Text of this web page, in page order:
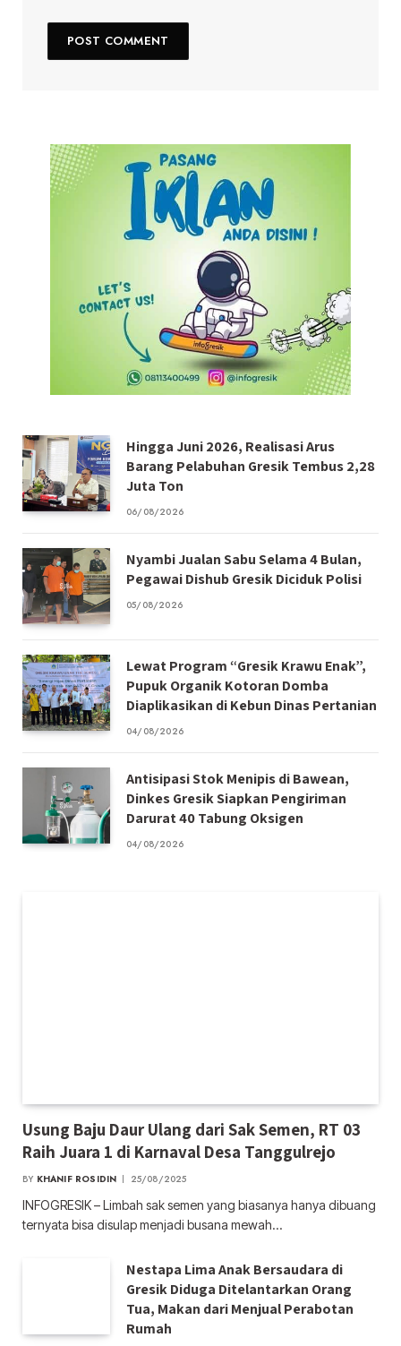
Hingga Juni 2026, Realisasi Arus
Barang Pelabuhan Gresik Tembus 2,28
Juta Ton
06/08/2026
Nyambi Jualan Sabu Selama 4 Bulan,
Pegawai Dishub Gresik Diciduk Polisi
05/08/2026
Lewat Program “Gresik Krawu Enak”,
Pupuk Organik Kotoran Domba
Diaplikasikan di Kebun Dinas Pertanian
04/08/2026
Antisipasi Stok Menipis di Bawean,
Dinkes Gresik Siapkan Pengiriman
Darurat 40 Tabung Oksigen
04/08/2026
Usung Baju Daur Ulang dari Sak Semen, RT 03
Raih Juara 1 di Karnaval Desa Tanggulrejo
BY KHANIF ROSIDIN 25/08/2025
INFOGRESIK – Limbah sak semen yang biasanya hanya dibuang
ternyata bisa disulap menjadi busana mewah…
Nestapa Lima Anak Bersaudara di
Gresik Diduga Ditelantarkan Orang
Tua, Makan dari Menjual Perabotan
Rumah